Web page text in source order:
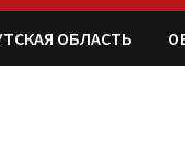
ОБЛАСТЬ